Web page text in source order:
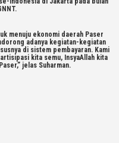
menuju ekonomi daerah Paser
adanya kegiatan-kegiatan
di sistem pembayaran. Kami
kita semu, InsyaAllah kita
jelas Suharman.